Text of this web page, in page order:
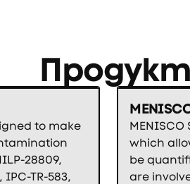
to make
28809,
IPC-TR-583,
which
be
are